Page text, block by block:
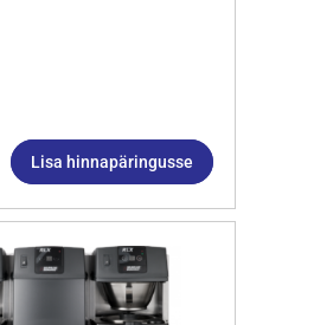
Lisa hinnapäringusse